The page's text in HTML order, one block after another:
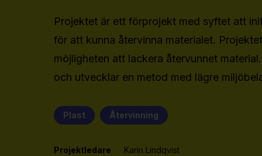
Projektet är ett förprojekt med syftet att
för att kunna återvinna materialet.
möjligheten att lackera återvunnet
och utvecklar en metod med lägre
Plast Återvinning
Projektledare
Karin Lindqvist